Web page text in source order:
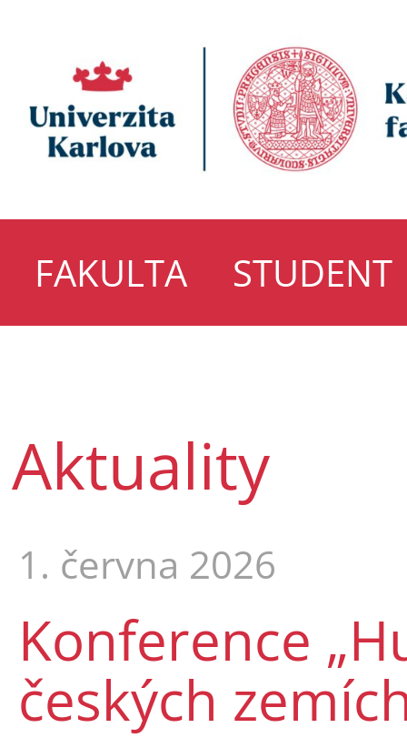
FAKULTA STUDENT
Aktuality
1. června 2026
Konference
českých